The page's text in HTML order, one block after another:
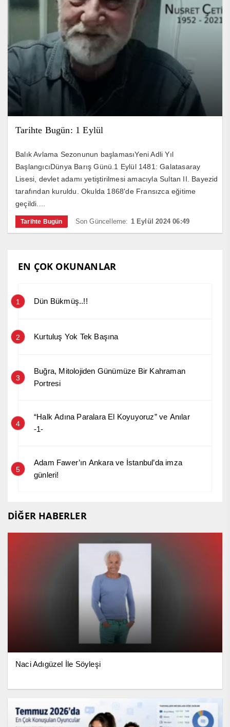
Tarihte Bugün: 1 Eylül
Balık Avlama Sezonunun başlamasıYeni Adli Yıl
BaşlangıcıDünya Barış Günü.1 Eylül 1481: Galatasaray
Lisesi, devlet adamı yetiştirilmesi amacıyla Sultan II. Bayezid
tarafından kuruldu. Okulda 1868'de Fransızca eğitime
geçildi....
Tarihte Bugün Son Güncelleme: 1 Eylül 2024 06:49
EN ÇOK OKUNANLAR
1 Dün Bükmüş..!!
2 Kurtuluş Yok Tek Başına
3
Buğra, Mitolojiden Günümüze Bir Kahraman
Portresi
4
“Halk Adına Paralara El Koyuyoruz” ve Anılar
-1-
5
Adam Fawer’ın Ankara ve İstanbul’da imza
günleri!
DİĞER HABERLER
Naci Adıgüzel İle Söyleşi